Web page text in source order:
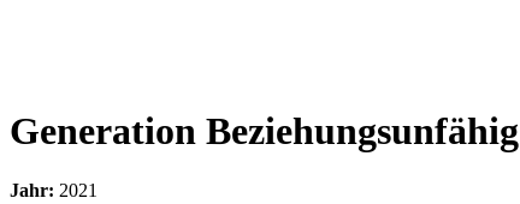
Generation Beziehungsunfähig
Jahr: 2021